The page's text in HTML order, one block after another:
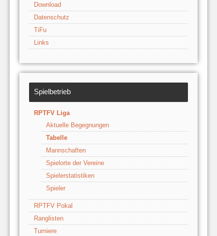
Download
Datenschutz
TiFu
Links
Spielbetrieb
RPTFV Liga
Aktuelle Begegnungen
Tabelle
Mannschaften
Spielorte der Vereine
Spielerstatistiken
Spieler
RPTFV Pokal
Ranglisten
Turniere